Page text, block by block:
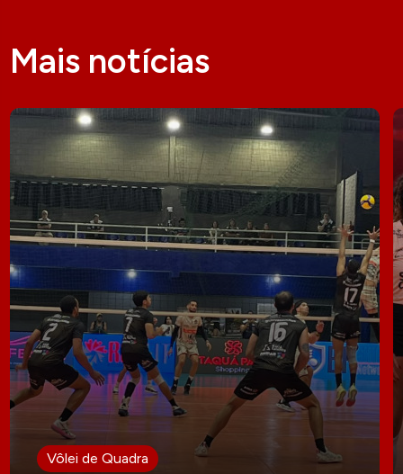
Mais notícias
Vôlei de Quadra